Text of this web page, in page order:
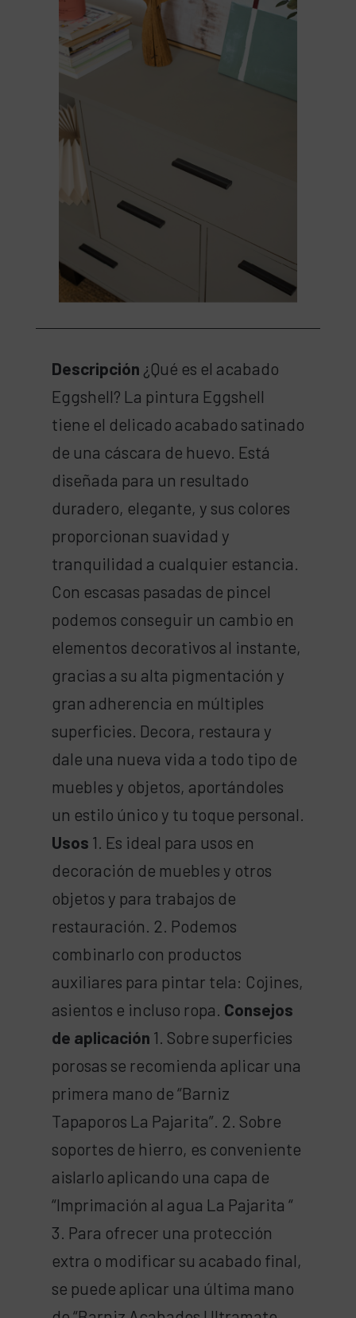
Descripción ¿Qué es el acabado
Eggshell? La pintura Eggshell
tiene el delicado acabado satinado
de una cáscara de huevo. Está
diseñada para un resultado
duradero, elegante, y sus colores
proporcionan suavidad y
tranquilidad a cualquier estancia.
Con escasas pasadas de pincel
podemos conseguir un cambio en
elementos decorativos al instante,
gracias a su alta pigmentación y
gran adherencia en múltiples
superficies. Decora, restaura y
dale una nueva vida a todo tipo de
muebles y objetos, aportándoles
un estilo único y tu toque personal.
Usos 1. Es ideal para usos en
decoración de muebles y otros
objetos y para trabajos de
restauración. 2. Podemos
combinarlo con productos
auxiliares para pintar tela: Cojines,
asientos e incluso ropa. Consejos
de aplicación 1. Sobre superficies
porosas se recomienda aplicar una
primera mano de “Barniz
Tapaporos La Pajarita”. 2. Sobre
soportes de hierro, es conveniente
aislarlo aplicando una capa de
“Imprimación al agua La Pajarita “
3. Para ofrecer una protección
extra o modificar su acabado final,
se puede aplicar una última mano